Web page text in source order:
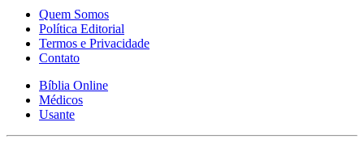
Quem Somos
Política Editorial
Termos e Privacidade
Contato
Bíblia Online
Médicos
Usante